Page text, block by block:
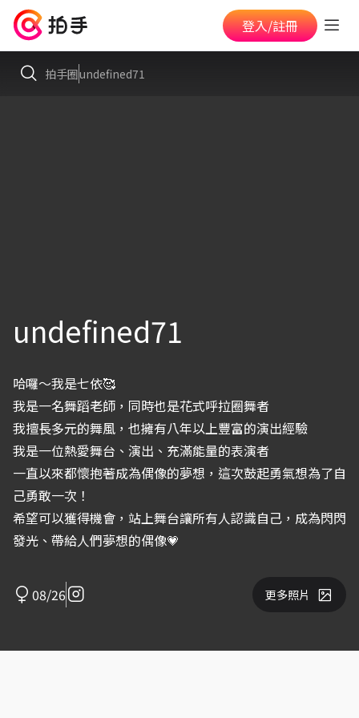
登入/註冊
拍手圈undefined71
undefined71
哈囉～我是七依🥰
我是一名舞蹈老師，同時也是花式呼拉圈舞者
我擅長多元的舞風，也擁有八年以上豐富的演出經驗
我是一位熱愛舞台、演出、充滿能量的表演者
一直以來都懷抱著成為偶像的夢想，這次鼓起勇氣想為了自
己勇敢一次！
希望可以獲得機會，站上舞台讓所有人認識自己，成為閃閃
發光、帶給人們夢想的偶像💗
08/26 更多照片